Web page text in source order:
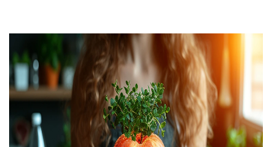
Zdraví a wellness